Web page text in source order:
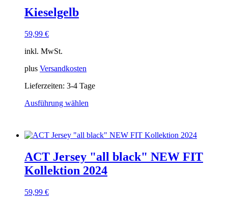
auf.
Optionen
können
auf
Produktseite
werden
Kieselgelb
59,99 €
inkl. MwSt.
plus Versandkosten
Lieferzeiten: 3-4 Tage
Ausführung wählen
weist
mehrere
auf.
Die
Optionen
auf
ACT Jersey "all black" NEW FIT
Kollektion 2024
59,99 €